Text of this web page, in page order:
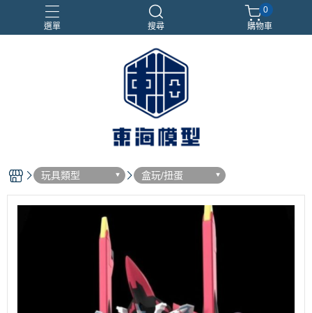
選單 搜尋
合金車
閃電霹靂車
電子雞/塔麻可吉/塔麻歌子
0
購物車
玩具類型 盒玩/扭蛋